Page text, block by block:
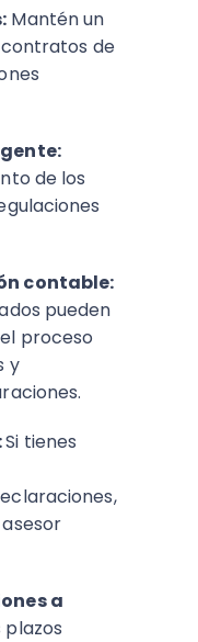
Mantén un
de
de los
contable:
pueden
proceso
y
Si tienes
a